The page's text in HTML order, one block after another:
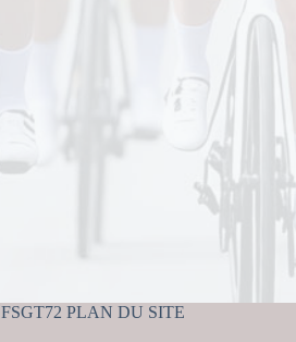
FSGT72 PLAN DU SITE